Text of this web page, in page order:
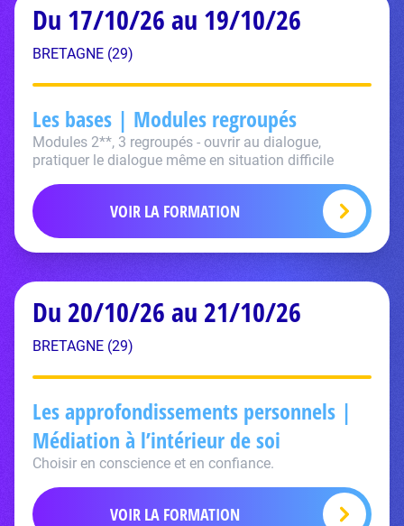
Du 17/10/26 au 19/10/26
BRETAGNE (29)
Les bases | Modules regroupés
Modules 2**, 3 regroupés - ouvrir au dialogue,
pratiquer le dialogue même en situation difficile
VOIR LA FORMATION
Du 20/10/26 au 21/10/26
BRETAGNE (29)
Les approfondissements personnels |
Médiation à l’intérieur de soi
Choisir en conscience et en confiance.
VOIR LA FORMATION